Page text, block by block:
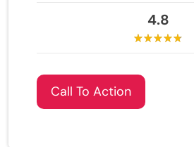
4.8
Call To Action